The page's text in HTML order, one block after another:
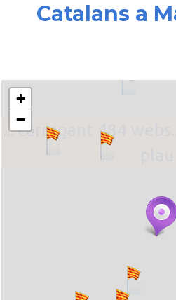
Catalans a
... carregant 484
+
−